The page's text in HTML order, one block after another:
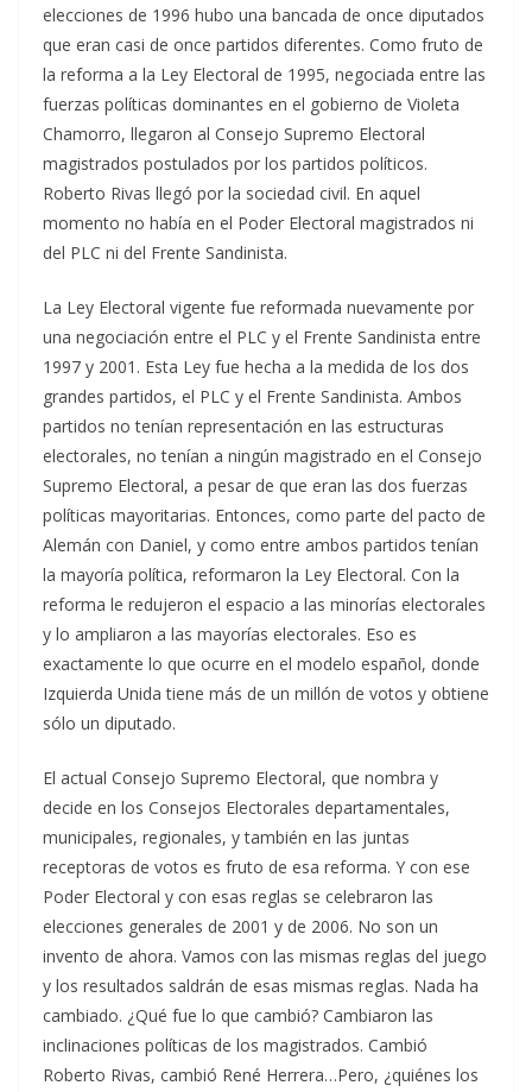
elecciones de 1996 hubo una bancada de once diputados
que eran casi de once partidos diferentes. Como fruto de
la reforma a la Ley Electoral de 1995, negociada entre las
fuerzas políticas dominantes en el gobierno de Violeta
Chamorro, llegaron al Consejo Supremo Electoral
magistrados postulados por los partidos políticos.
Roberto Rivas llegó por la sociedad civil. En aquel
momento no había en el Poder Electoral magistrados ni
del PLC ni del Frente Sandinista.
La Ley Electoral vigente fue reformada nuevamente por
una negociación entre el PLC y el Frente Sandinista entre
1997 y 2001. Esta Ley fue hecha a la medida de los dos
grandes partidos, el PLC y el Frente Sandinista. Ambos
partidos no tenían representación en las estructuras
electorales, no tenían a ningún magistrado en el Consejo
Supremo Electoral, a pesar de que eran las dos fuerzas
políticas mayoritarias. Entonces, como parte del pacto de
Alemán con Daniel, y como entre ambos partidos tenían
la mayoría política, reformaron la Ley Electoral. Con la
reforma le redujeron el espacio a las minorías electorales
y lo ampliaron a las mayorías electorales. Eso es
exactamente lo que ocurre en el modelo español, donde
Izquierda Unida tiene más de un millón de votos y obtiene
sólo un diputado.
El actual Consejo Supremo Electoral, que nombra y
decide en los Consejos Electorales departamentales,
municipales, regionales, y también en las juntas
receptoras de votos es fruto de esa reforma. Y con ese
Poder Electoral y con esas reglas se celebraron las
elecciones generales de 2001 y de 2006. No son un
invento de ahora. Vamos con las mismas reglas del juego
y los resultados saldrán de esas mismas reglas. Nada ha
cambiado. ¿Qué fue lo que cambió? Cambiaron las
inclinaciones políticas de los magistrados. Cambió
Roberto Rivas, cambió René Herrera…Pero, ¿quiénes los